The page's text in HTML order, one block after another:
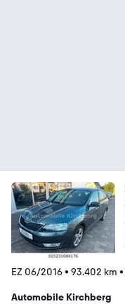
EZ 06/2016• 93.402 km •
Automobile Kirchberg